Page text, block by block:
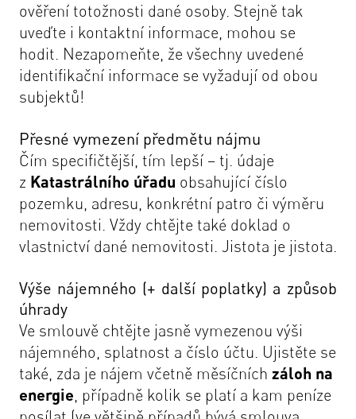
ověření totožnosti dané osoby. Stejně tak
uveďte i kontaktní informace, mohou se
hodit. Nezapomeňte, že všechny uvedené
identifikační informace se vyžadují od obou
subjektů!
Přesné vymezení předmětu nájmu
Čím specifičtější, tím lepší – tj. údaje
z Katastrálního úřadu obsahující číslo
pozemku, adresu, konkrétní patro či výměru
nemovitosti. Vždy chtějte také doklad o
vlastnictví dané nemovitosti. Jistota je jistota.
Výše nájemného (+ další poplatky) a způsob
úhrady
Ve smlouvě chtějte jasně vymezenou výši
nájemného, splatnost a číslo účtu. Ujistěte se
také, zda je nájem včetně měsíčních záloh na
energie, případně kolik se platí a kam peníze